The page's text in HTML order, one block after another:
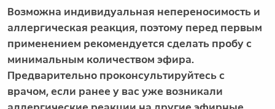
Возможна индивидуальная непереносимость и
аллергическая реакция, поэтому перед первым
применением рекомендуется сделать пробу с
минимальным количеством эфира.
Предварительно проконсультируйтесь с
врачом, если ранее у вас уже возникали